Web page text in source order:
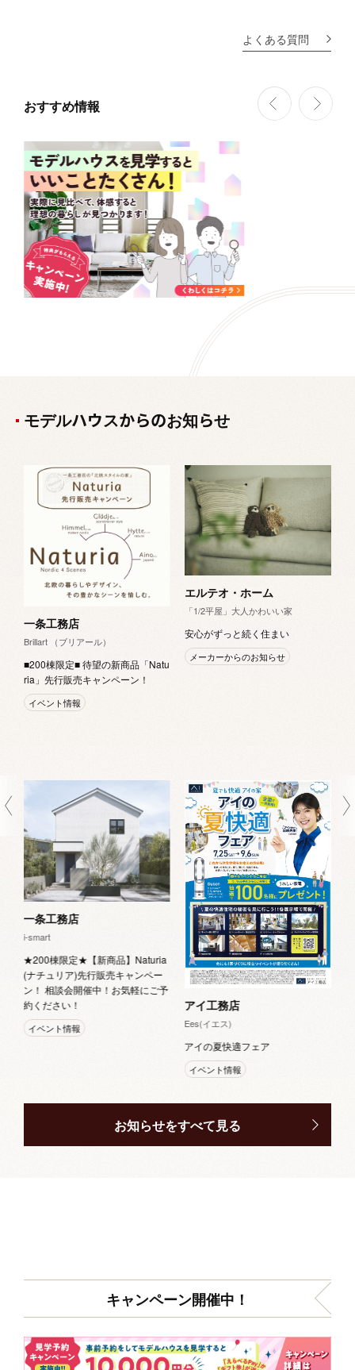
よくある質問
おすすめ情報
モデルハウスからのお知らせ
一条工務店
Brillart （ブリアール）
■200棟限定■ 待望の新商品「Natu
ria」先行販売キャンペーン！
イベント情報
一条工務店
i-smart
★200棟限定★【新商品】Naturia
(ナチュリア)先行販売キャンペー
ン！ 相談会開催中！お気軽にご予
約ください！
イベント情報
エルテオ・ホーム
「1/2平屋」大人かわいい家
安心がずっと続く住まい
メーカーからのお知らせ
アイ工務店
Ees(イエス)
アイの夏快適フェア
イベント情報
お知らせをすべて見る
キャンペーン開催中！